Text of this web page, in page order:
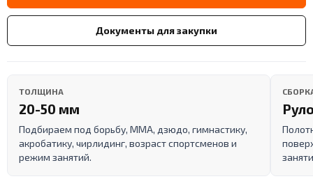
Документы для закупки
ТОЛЩИНА
20-50 мм
Подбираем под борьбу, ММА, дзюдо, гимнастику,
акробатику, чирлидинг, возраст спортсменов и
режим занятий.